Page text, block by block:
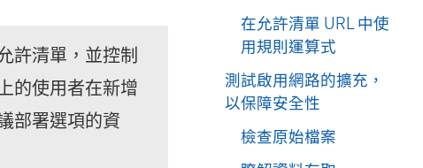
許清單，並控制
的使用者在新增
部署選項的資
在允許清單 URL 中使
用規則運算式
測試啟用網路的擴充，
以保障安全性
檢查原始檔案